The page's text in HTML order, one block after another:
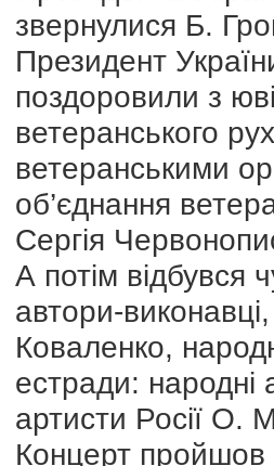
звернулися Б.
Президент
поздоровили з
ветеранського
ветеранськими
об’єднання
Сергія
А потім відбувся
автори-
Коваленко,
естради: народні
артисти Росії О.
Концерт пройшов